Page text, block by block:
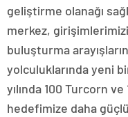
geliştirme olanağı
merkez,
buluşturma
yolculuklarında yeni
yılında 100 Turcorn
hedefimize daha